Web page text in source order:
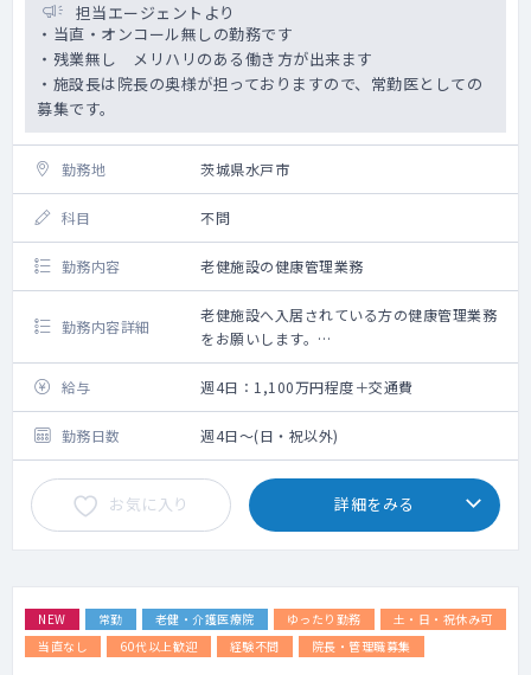
担当エージェントより
・当直・オンコール無しの勤務です
・残業無し メリハリのある働き方が出来ます
・施設長は院長の奥様が担っておりますので、常勤医としての
募集です。
勤務地 茨城県水戸市
科目 不問
勤務内容 老健施設の健康管理業務
勤務内容詳細
老健施設へ入居されている方の健康管理業務
をお願いします。
全80床のうち、入居率は75％くらい（デイサ
ービスのために25％は残してる）
給与 週4日：1,100万円程度＋交通費
勤務日数 週4日～(日・祝以外)
お気に入り 詳細をみる
NEW 常勤 老健・介護医療院 ゆったり勤務
土・日・祝休み可
当直なし
60代以上歓迎 経験不問 院長・管理職募集